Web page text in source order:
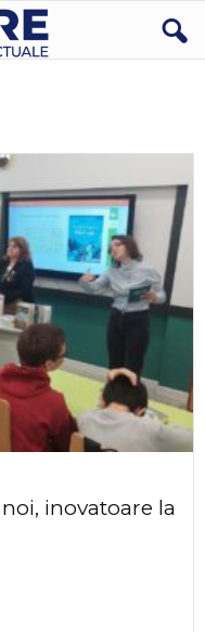
inovatoare la